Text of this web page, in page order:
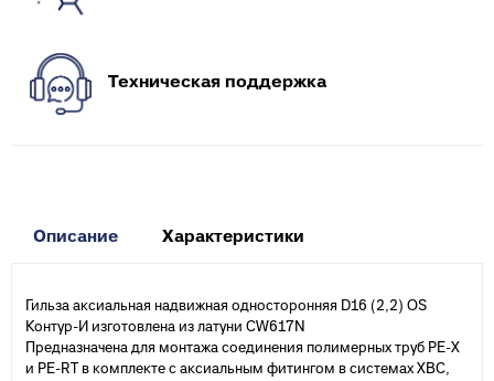
Техническая поддержка
Описание Характеристики
Гильза аксиальная надвижная односторонняя D16 (2,2) OS
Контур-И изготовлена из латуни CW617N
Предназначена для монтажа соединения полимерных труб PE-X
и PE-RT в комплекте с аксиальным фитингом в системах ХВС,